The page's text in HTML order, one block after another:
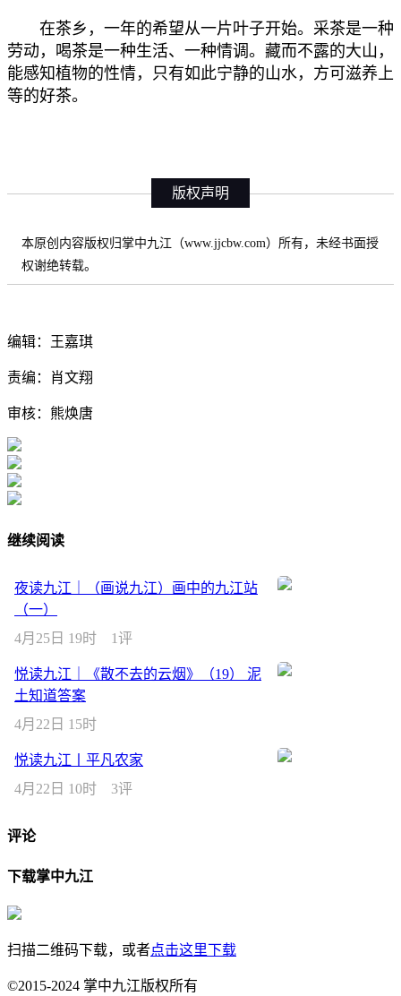
在茶乡，一年的希望从一片叶子开始。采茶是一种
劳动，喝茶是一种生活、一种情调。藏而不露的大山，
能感知植物的性情，只有如此宁静的山水，方可滋养上
等的好茶。
版权声明
本原创内容版权归掌中九江（www.jjcbw.com）所有，未经书面授
权谢绝转载。
编辑：王嘉琪
责编：肖文翔
审核：熊焕唐
继续阅读
夜读九江｜（画说九江）画中的九江站
（一）
4月25日 19时
1评
悦读九江｜《散不去的云烟》（19） 泥
土知道答案
4月22日 15时
悦读九江丨平凡农家
4月22日 10时
3评
评论
下载掌中九江
扫描二维码下载，或者点击这里下载
©2015-2024 掌中九江版权所有